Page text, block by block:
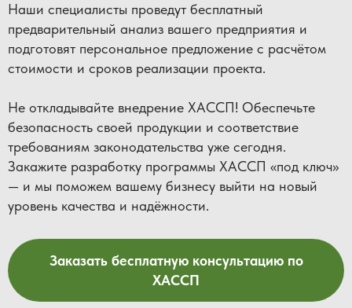
Наши специалисты проведут бесплатный
предварительный анализ вашего предприятия и
подготовят персональное предложение с расчётом
стоимости и сроков реализации проекта.
Не откладывайте внедрение ХАССП! Обеспечьте
безопасность своей продукции и соответствие
требованиям законодательства уже сегодня.
Закажите разработку программы ХАССП «под ключ»
— и мы поможем вашему бизнесу выйти на новый
уровень качества и надёжности.
Заказать бесплатную консультацию по
ХАССП